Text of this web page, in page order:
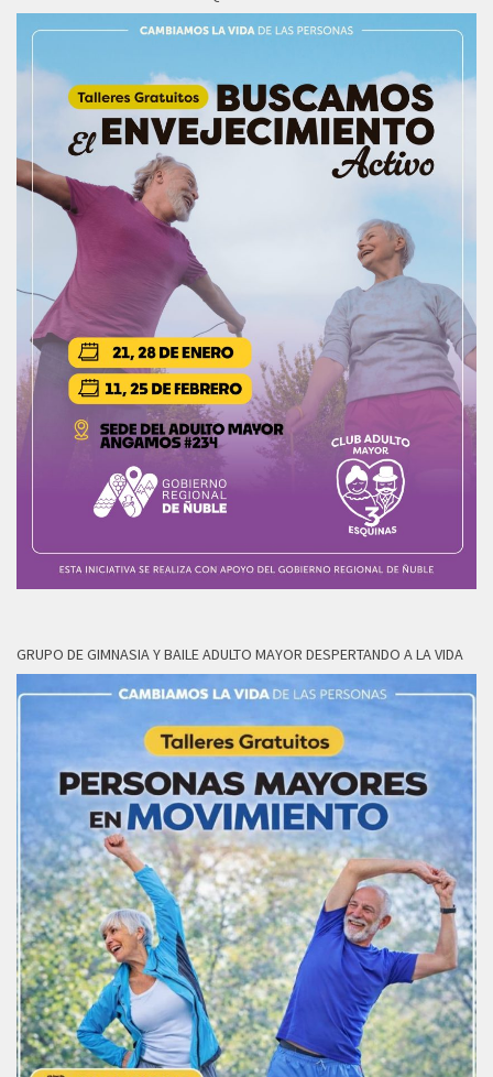
GRUPO DE GIMNASIA Y BAILE ADULTO MAYOR DESPERTANDO A LA VIDA